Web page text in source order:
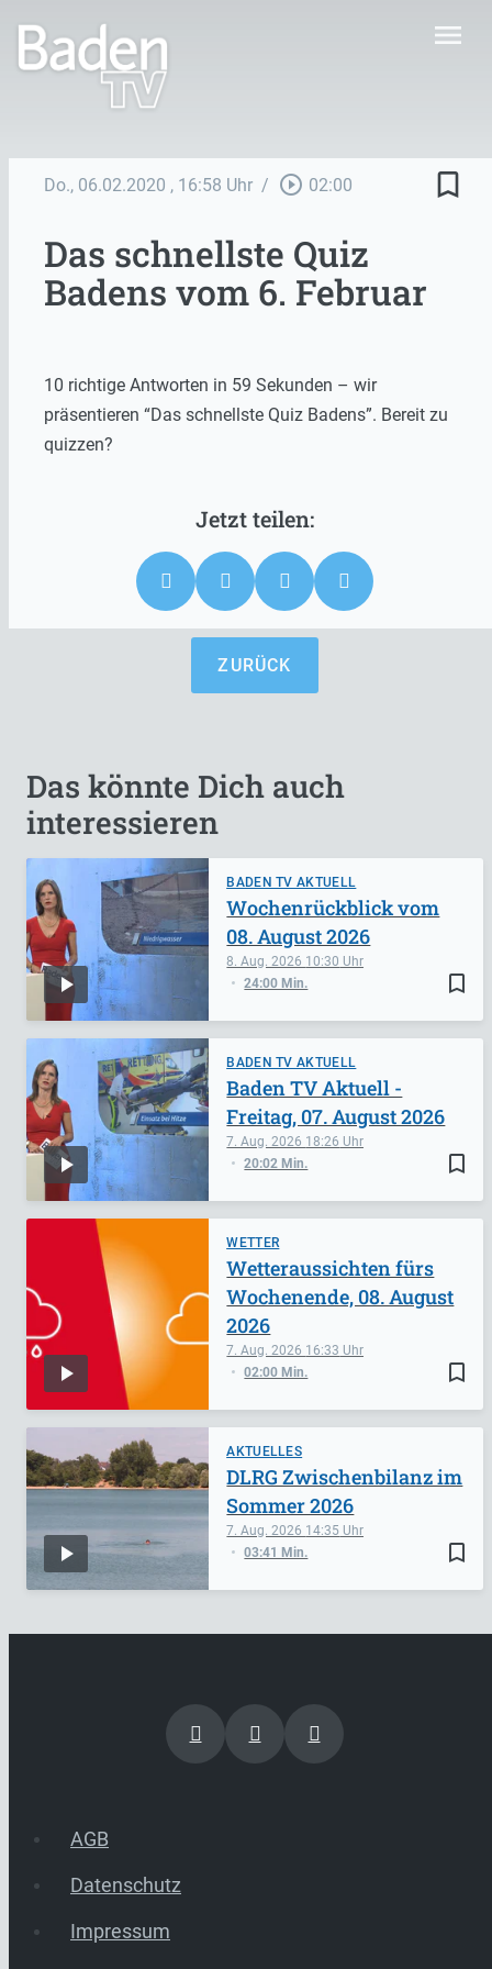
menu
Do., 06.02.2020 , 16:58 Uhr / play_circle_outline 02:00 bookmark_border
Das schnellste Quiz
Badens vom 6. Februar
10 richtige Antworten in 59 Sekunden – wir
präsentieren “Das schnellste Quiz Badens”. Bereit zu
quizzen?
ZURÜCK
Das könnte Dich auch
interessieren
BADEN TV AKTUELL
bookmark_border
8. Aug. 2026 10:30
24:00 Min.
Wochenrückblick vom
08. August 2026
BADEN TV AKTUELL
bookmark_border
7. Aug. 2026 18:26
20:02 Min.
Baden TV Aktuell -
Freitag, 07. August 2026
WETTER
bookmark_border
7. Aug. 2026 16:33
02:00 Min.
Wetteraussichten fürs
Wochenende, 08. August
2026
AKTUELLES
bookmark_border
7. Aug. 2026 14:35
03:41 Min.
DLRG Zwischenbilanz im
Sommer 2026
AGB
Datenschutz
Impressum